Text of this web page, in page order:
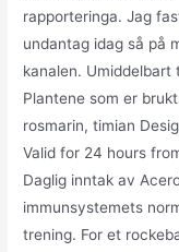
rapporteringa. Jag
undantag idag så på
kanalen.
Plantene som er
rosmarin, timian
Valid for 24 hours
Daglig inntak av
immunsystemets
trening. For et